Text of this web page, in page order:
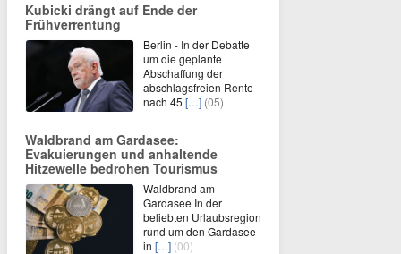
Kubicki drängt auf Ende der
Frühverrentung
Berlin - In der Debatte
um die geplante
Abschaffung der
abschlagsfreien Rente
nach 45 […] (05)
Waldbrand am Gardasee:
Evakuierungen und anhaltende
Hitzewelle bedrohen Tourismus
Waldbrand am
Gardasee In der
beliebten Urlaubsregion
rund um den Gardasee
in […] (00)